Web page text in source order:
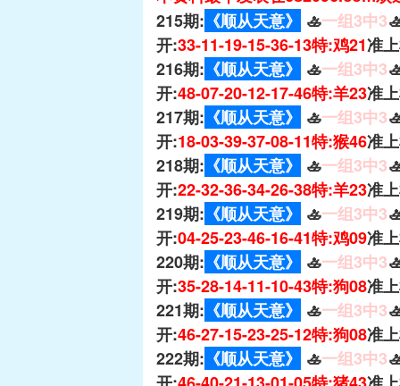
215期: 《顺从天意》 🚣一组3中3
开:33-11-19-15-36-13特:鸡21准
216期: 《顺从天意》 🚣一组3中3
开:48-07-20-12-17-46特:羊23准
217期: 《顺从天意》 🚣一组3中3
开:18-03-39-37-08-11特:猴46准
218期: 《顺从天意》 🚣一组3中3
开:22-32-36-34-26-38特:羊23准
219期: 《顺从天意》 🚣一组3中3
开:04-25-23-46-16-41特:鸡09准
220期: 《顺从天意》 🚣一组3中3
开:35-28-14-11-10-43特:狗08准
221期: 《顺从天意》 🚣一组3中3
开:46-27-15-23-25-12特:狗08准
222期: 《顺从天意》 🚣一组3中3